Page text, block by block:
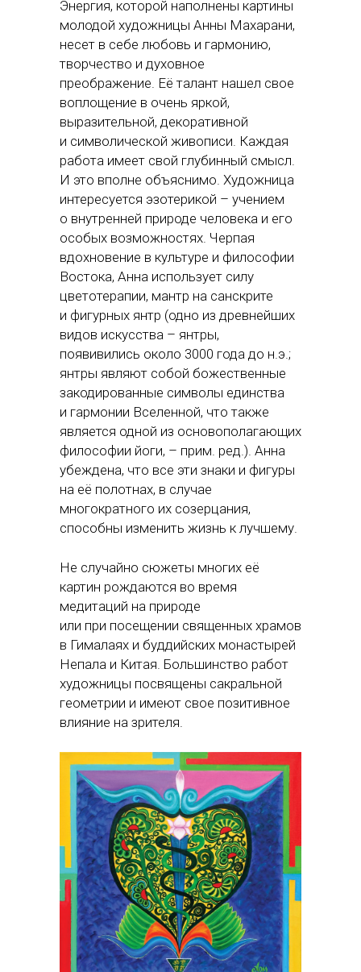
Энергия, которой наполнены картины
молодой художницы Анны Махарани,
несет в себе любовь и гармонию,
творчество и духовное
преображение. Её талант нашел свое
воплощение в очень яркой,
выразительной, декоративной
и символической живописи. Каждая
работа имеет свой глубинный смысл.
И это вполне объяснимо. Художница
интересуется эзотерикой – учением
о внутренней природе человека и его
особых возможностях. Черпая
вдохновение в культуре и философии
Востока, Анна использует силу
цветотерапии, мантр на санскрите
и фигурных янтр (одно из древнейших
видов искусства – янтры,
появивились около 3000 года до н.э.;
янтры являют собой божественные
закодированные символы единства
и гармонии Вселенной, что также
является одной из основополагающих
философии йоги, – прим. ред.). Анна
убеждена, что все эти знаки и фигуры
на её полотнах, в случае
многократного их созерцания,
способны изменить жизнь к лучшему.
Не случайно сюжеты многих её
картин рождаются во время
медитаций на природе
или при посещении священных храмов
в Гималаях и буддийских монастырей
Непала и Китая. Большинство работ
художницы посвящены сакральной
геометрии и имеют свое позитивное
влияние на зрителя.